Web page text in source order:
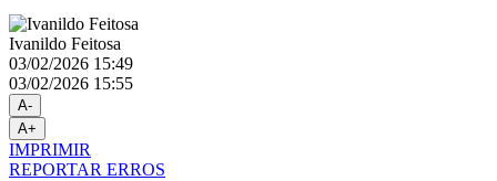
Ivanildo Feitosa
03/02/2026 15:49
03/02/2026 15:55
A-
A+
IMPRIMIR
REPORTAR ERROS